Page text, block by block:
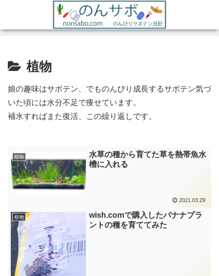
植物
娘の趣味はサボテン、でものんびり成長するサボテン気づ
いた頃には水分不足で痩せています。
補水すればまた復活、この繰り返しです。
植物
水草の種から育てた草を熱帯魚水
槽に入れる
2021.03.29
植物
wish.comで購入したバナナプラ
ントの種を育ててみた